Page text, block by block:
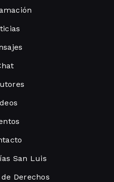
San Luis
Derechos